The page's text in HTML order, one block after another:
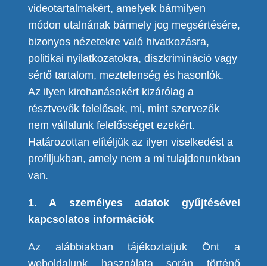
videotartalmakért, amelyek bármilyen
módon utalnának bármely jog megsértésére,
bizonyos nézetekre való hivatkozásra,
politikai nyilatkozatokra, diszkrimináció vagy
sértő tartalom, meztelenség és hasonlók.
Az ilyen kirohanásokért kizárólag a
résztvevők felelősek, mi, mint szervezők
nem vállalunk felelősséget ezekért.
Határozottan elítéljük az ilyen viselkedést a
profiljukban, amely nem a mi tulajdonunkban
van.
1. Aszemélyesadatok gyűjtésével
kapcsolatos információk
Az alábbiakban tájékoztatjuk Önt a
weboldalunk használata során történő